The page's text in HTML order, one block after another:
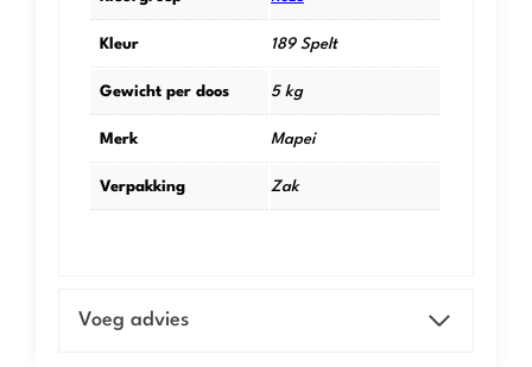
Kleur 189 Spelt
Gewicht per doos 5 kg
Merk Mapei
Verpakking Zak
Voeg advies